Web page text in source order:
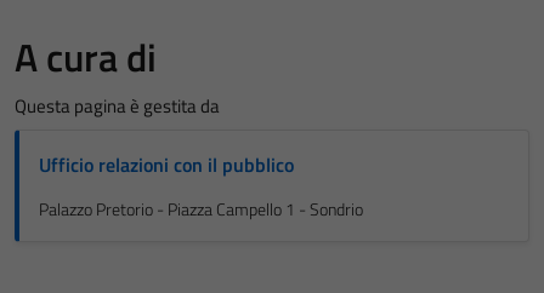
A cura di
Questa pagina è gestita da
Ufficio relazioni con il pubblico
Palazzo Pretorio - Piazza Campello 1 - Sondrio